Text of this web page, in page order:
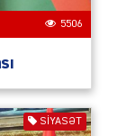
5506
SIYASƏT